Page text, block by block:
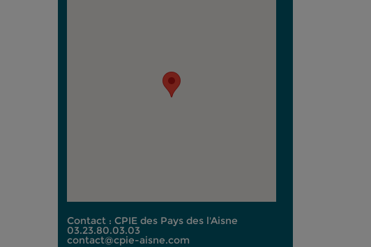
Contact : CPIE des Pays des l'Aisne
03.23.80.03.03
contact@cpie-aisne.com